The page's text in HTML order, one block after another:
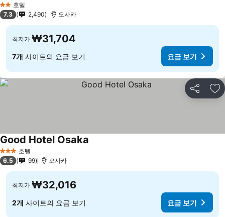
2 성급호텔
7.3 2,490 오사카
최저가 ₩31,704
7개 사이트의 요금 보기 요금 보기
공유 즐
3 성급 호텔
Good Hotel Osaka
6.5 99 오사카
최저가 ₩32,016
2개 사이트의 요금 보기 요금 보기